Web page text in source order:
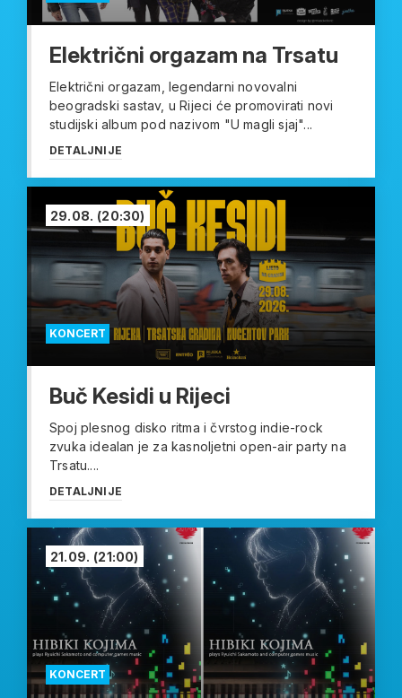
Električni orgazam na Trsatu
Električni orgazam, legendarni novovalni
beogradski sastav, u Rijeci će promovirati novi
studijski album pod nazivom "U magli sjaj"...
DETALJNIJE
KONCERT
29.08. (20:30)
Buč Kesidi u Rijeci
Spoj plesnog disko ritma i čvrstog indie-rock
zvuka idealan je za kasnoljetni open-air party na
Trsatu....
DETALJNIJE
KONCERT
21.09. (21:00)